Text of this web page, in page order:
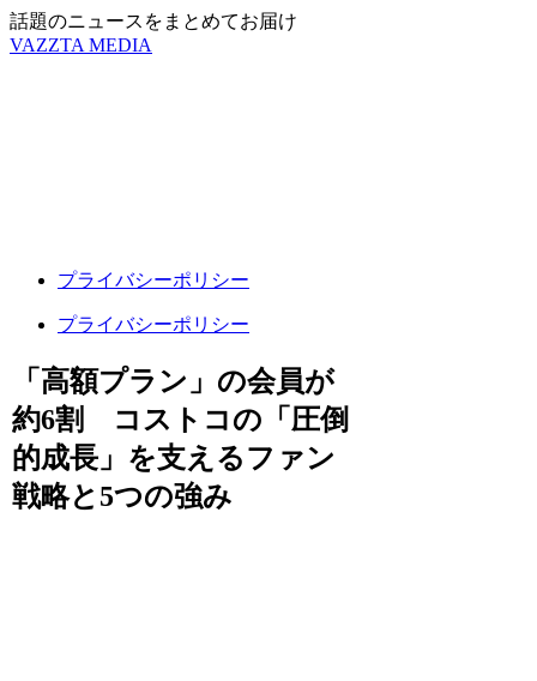
話題のニュースをまとめてお届け
VAZZTA MEDIA
プライバシーポリシー
プライバシーポリシー
「高額プラン」の会員が
約6割 コストコの「圧倒
的成長」を支えるファン
戦略と5つの強み